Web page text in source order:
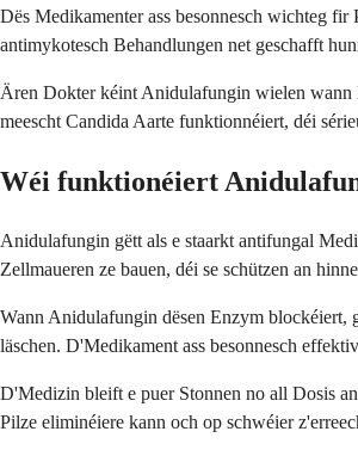
Dës Medikamenter ass besonnesch wichteg
antimykotesch Behandlungen net geschafft
Ären Dokter kéint Anidulafungin wielen wann
meescht Candida Aarte funktionnéiert, déi
Wéi funktionéiert
Anidulafungin gëtt als e staarkt antifungal
Zellmaueren ze bauen, déi se schützen an
Wann Anidulafungin dësen Enzym blockéiert,
läschen. D'Medikament ass besonnesch
D'Medizin bleift e puer Stonnen no all Dosis
Pilze eliminéiere kann och op schwéier